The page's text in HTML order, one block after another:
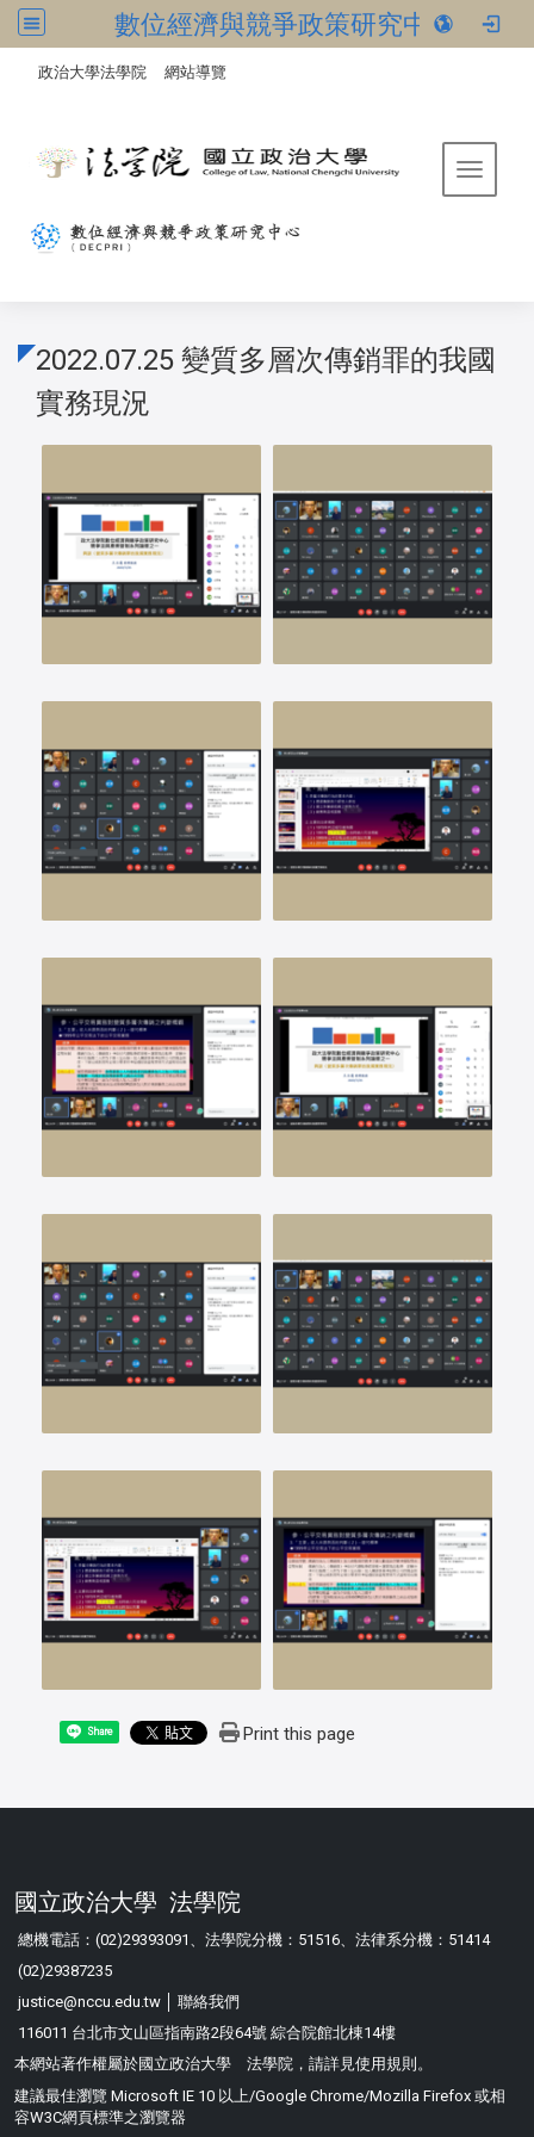
數位經濟與競爭政策研究中心
政治大學法學院 網站導覽
Toggle
2022.07.25 變質多層次傳銷罪的我國
實務現況
Share Print this page
國立政治大學 法學院
總機電話：(02)29393091、法學院分機：51516、法律系分機：51414
(02)29387235
justice@nccu.edu.tw │聯絡我們
116011 台北市文山區指南路2段64號 綜合院館北棟14樓
本網站著作權屬於國立政治大學 法學院，請詳見使用規則 。
建議最佳瀏覽 Microsoft IE 10 以上/Google Chrome/Mozilla Firefox 或相
容W3C網頁標準之瀏覽器